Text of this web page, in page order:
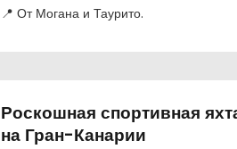
📍 От Могана и Таурито.
Роскошная спортивная
на Гран-Канарии